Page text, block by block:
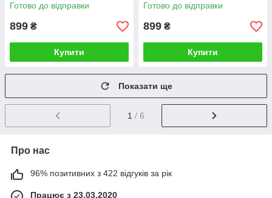
Готово до відправки
899 ₴
Купити
Готово до відправки
899 ₴
Купити
Показати ще
1 / 6
Про нас
96% позитивних з 422 відгуків за рік
Працює з 23.03.2020